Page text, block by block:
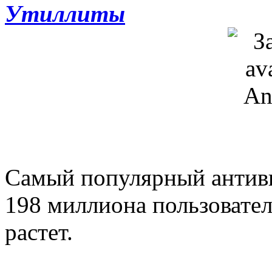
Утиллиты
Самый популярный
198 миллиона
растет.